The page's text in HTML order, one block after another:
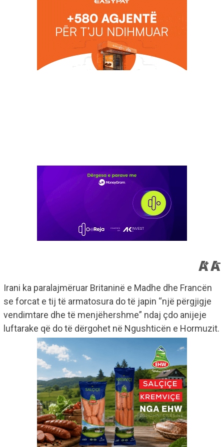
Irani ka paralajmëruar Britaninë e Madhe dhe Francën
se forcat e tij të armatosura do të japin “një përgjigje
vendimtare dhe të menjëhershme” ndaj çdo anijeje
luftarake që do të dërgohet në Ngushticën e Hormuzit.